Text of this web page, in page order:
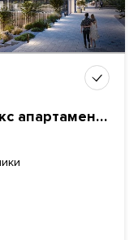
Emotion (Эмоушен) Комплекс апартаментов